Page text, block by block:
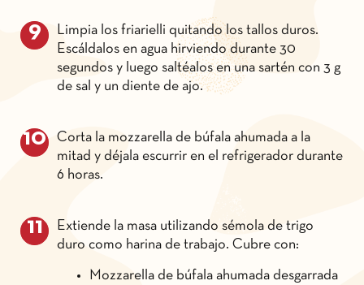
Limpia los friarielli quitando los tallos duros.
Escáldalos en agua hirviendo durante 30
segundos y luego saltéalos en una sartén con 3 g
de sal y un diente de ajo.
Corta la mozzarella de búfala ahumada a la
mitad y déjala escurrir en el refrigerador durante
6 horas.
Extiende la masa utilizando sémola de trigo
duro como harina de trabajo. Cubre con:
Mozzarella de búfala ahumada desgarrada